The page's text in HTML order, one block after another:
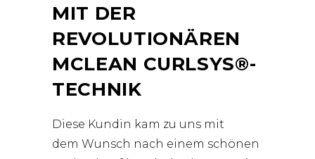
MIT DER
REVOLUTIONÄREN
MCLEAN CURLSYS®-
TECHNIK
Diese Kundin kam zu uns mit
dem Wunsch nach einem schönen